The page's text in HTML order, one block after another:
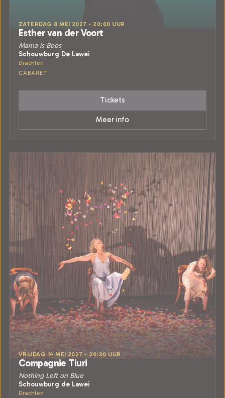
ZATERDAG 8 MEI 2027 • 20:00 UUR
Esther van der Voort
Mama is Boos
Schouwburg De Lawei
Drachten
CABARET
Tickets
Meer info
VRIJDAG 14 MEI 2027 • 20:30 UUR
Compagnie Tiuri
Nothing Left on Blue
Schouwburg de Lawei
Drachten